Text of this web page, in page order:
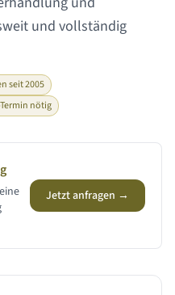
und vollständig
seit 2005
nötig
Jetzt anfragen →